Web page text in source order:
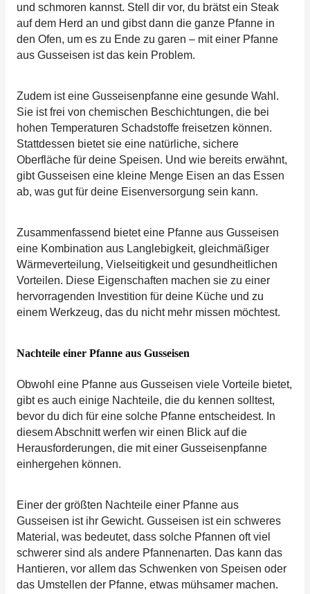
und schmoren kannst. Stell dir vor, du brätst ein Steak
auf dem Herd an und gibst dann die ganze Pfanne in
den Ofen, um es zu Ende zu garen – mit einer Pfanne
aus Gusseisen ist das kein Problem.
Zudem ist eine Gusseisenpfanne eine gesunde Wahl.
Sie ist frei von chemischen Beschichtungen, die bei
hohen Temperaturen Schadstoffe freisetzen können.
Stattdessen bietet sie eine natürliche, sichere
Oberfläche für deine Speisen. Und wie bereits erwähnt,
gibt Gusseisen eine kleine Menge Eisen an das Essen
ab, was gut für deine Eisenversorgung sein kann.
Zusammenfassend bietet eine Pfanne aus Gusseisen
eine Kombination aus Langlebigkeit, gleichmäßiger
Wärmeverteilung, Vielseitigkeit und gesundheitlichen
Vorteilen. Diese Eigenschaften machen sie zu einer
hervorragenden Investition für deine Küche und zu
einem Werkzeug, das du nicht mehr missen möchtest.
Nachteile einer Pfanne aus Gusseisen
Obwohl eine Pfanne aus Gusseisen viele Vorteile bietet,
gibt es auch einige Nachteile, die du kennen solltest,
bevor du dich für eine solche Pfanne entscheidest. In
diesem Abschnitt werfen wir einen Blick auf die
Herausforderungen, die mit einer Gusseisenpfanne
einhergehen können.
Einer der größten Nachteile einer Pfanne aus
Gusseisen ist ihr Gewicht. Gusseisen ist ein schweres
Material, was bedeutet, dass solche Pfannen oft viel
schwerer sind als andere Pfannenarten. Das kann das
Hantieren, vor allem das Schwenken von Speisen oder
das Umstellen der Pfanne, etwas mühsamer machen.